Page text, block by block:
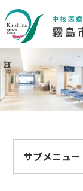
サブメニュー